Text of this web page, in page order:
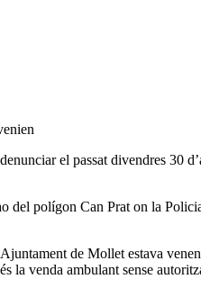
el passat divendres 30
del polígon Can Prat on la
de Mollet estava
la venda ambulant sense